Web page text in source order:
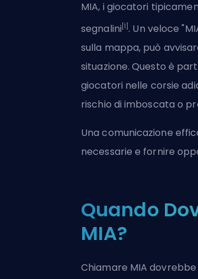
MIA, i giocatori
segnalini [1] . Un veloce
sulla mappa, può
situazione. Questo è
giocatori nelle corsie
rischio di imboscata o
Una comunicazione
necessarie e fornire
Quando
MIA?
Chiamare MIA